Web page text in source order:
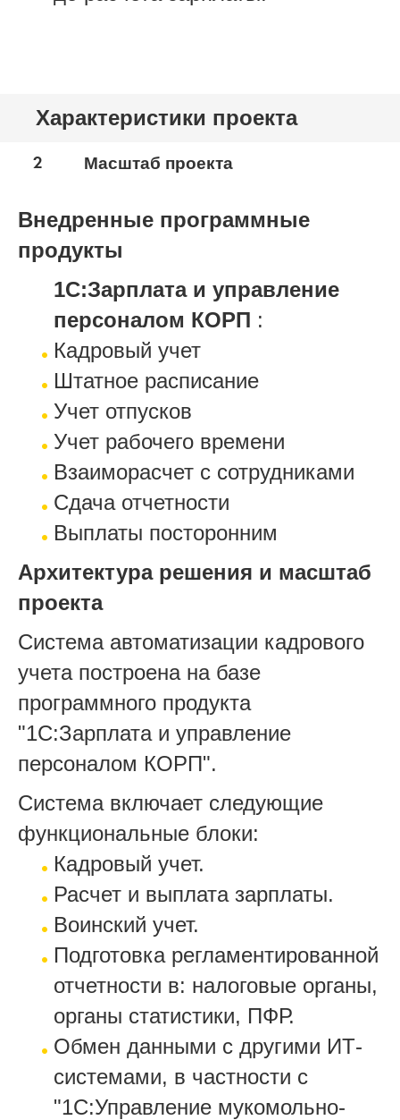
Характеристики проекта
2 Масштаб проекта
Внедренные программные
продукты
1С:Зарплата и управление
персоналом КОРП :
Кадровый учет
Штатное расписание
Учет отпусков
Учет рабочего времени
Взаиморасчет с сотрудниками
Сдача отчетности
Выплаты посторонним
Архитектура решения и масштаб
проекта
Система автоматизации кадрового
учета построена на базе
программного продукта
"1С:Зарплата и управление
персоналом КОРП".
Система включает следующие
функциональные блоки:
Кадровый учет.
Расчет и выплата зарплаты.
Воинский учет.
Подготовка регламентированной
отчетности в: налоговые органы,
органы статистики, ПФР.
Обмен данными с другими ИТ-
системами, в частности с
"1С:Управление мукомольно-